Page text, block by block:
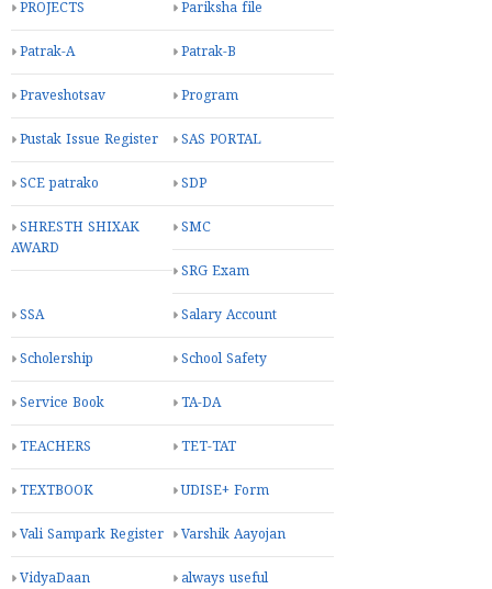
PROJECTS Pariksha file
Patrak-A Patrak-B
Praveshotsav Program
Pustak Issue Register SAS PORTAL
SCE patrako SDP
SHRESTH SHIXAK
AWARD
SMC
SRG Exam
SSA Salary Account
Scholership School Safety
Service Book TA-DA
TEACHERS TET-TAT
TEXTBOOK UDISE+ Form
Vali Sampark Register Varshik Aayojan
VidyaDaan always useful